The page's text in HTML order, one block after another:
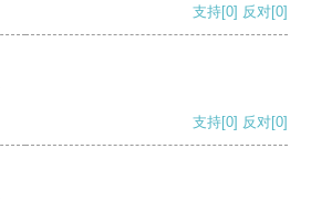
支持[0] 反对[0]
支持[0] 反对[0]